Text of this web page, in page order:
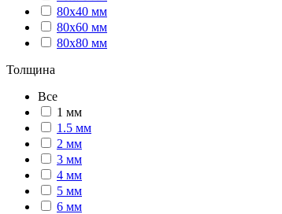
80х40 мм
80х60 мм
80х80 мм
Толщина
Все
1 мм
1.5 мм
2 мм
3 мм
4 мм
5 мм
6 мм